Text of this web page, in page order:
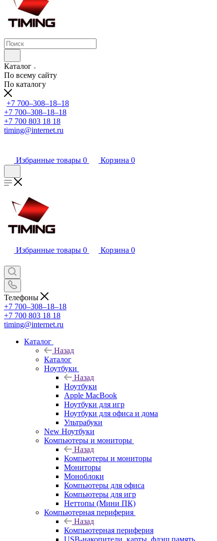
Каталог
По всему сайту
По каталогу
+7 700‒308‒18‒18
+7 700‒308‒18‒18
+7 700 803 18 18
timing@internet.ru
Избранные товары 0 Корзина 0
Избранные товары 0 Корзина 0
Телефоны
+7 700‒308‒18‒18
+7 700 803 18 18
timing@internet.ru
Каталог
Назад
Каталог
Ноутбуки
Назад
Ноутбуки
Apple MacBook
Ноутбуки для игр
Ноутбуки для офиса и дома
Ультрабуки
New Ноутбуки
Компьютеры и мониторы
Назад
Компьютеры и мониторы
Мониторы
Моноблоки
Компьютеры для офиса
Компьютеры для игр
Неттопы (Мини ПК)
Компьютерная периферия
Назад
Компьютерная периферия
USB-накопители, карты, флэш память